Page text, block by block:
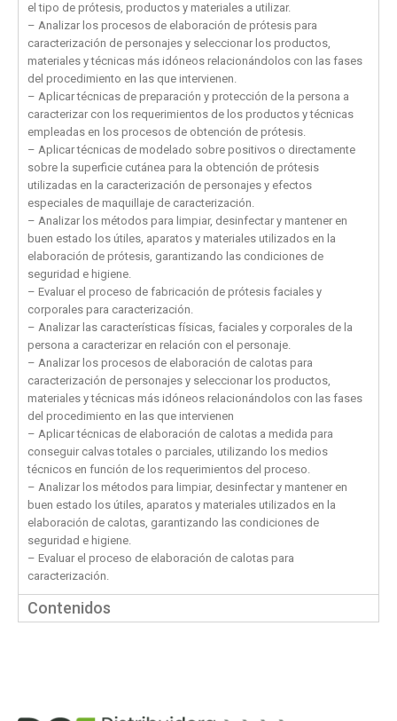
el tipo de prótesis, productos y materiales a utilizar.
– Analizar los procesos de elaboración de prótesis para
caracterización de personajes y seleccionar los productos,
materiales y técnicas más idóneos relacionándolos con las fases
del procedimiento en las que intervienen.
– Aplicar técnicas de preparación y protección de la persona a
caracterizar con los requerimientos de los productos y técnicas
empleadas en los procesos de obtención de prótesis.
– Aplicar técnicas de modelado sobre positivos o directamente
sobre la superficie cutánea para la obtención de prótesis
utilizadas en la caracterización de personajes y efectos
especiales de maquillaje de caracterización.
– Analizar los métodos para limpiar, desinfectar y mantener en
buen estado los útiles, aparatos y materiales utilizados en la
elaboración de prótesis, garantizando las condiciones de
seguridad e higiene.
– Evaluar el proceso de fabricación de prótesis faciales y
corporales para caracterización.
– Analizar las características físicas, faciales y corporales de la
persona a caracterizar en relación con el personaje.
– Analizar los procesos de elaboración de calotas para
caracterización de personajes y seleccionar los productos,
materiales y técnicas más idóneos relacionándolos con las fases
del procedimiento en las que intervienen
– Aplicar técnicas de elaboración de calotas a medida para
conseguir calvas totales o parciales, utilizando los medios
técnicos en función de los requerimientos del proceso.
– Analizar los métodos para limpiar, desinfectar y mantener en
buen estado los útiles, aparatos y materiales utilizados en la
elaboración de calotas, garantizando las condiciones de
seguridad e higiene.
– Evaluar el proceso de elaboración de calotas para
caracterización.
Contenidos